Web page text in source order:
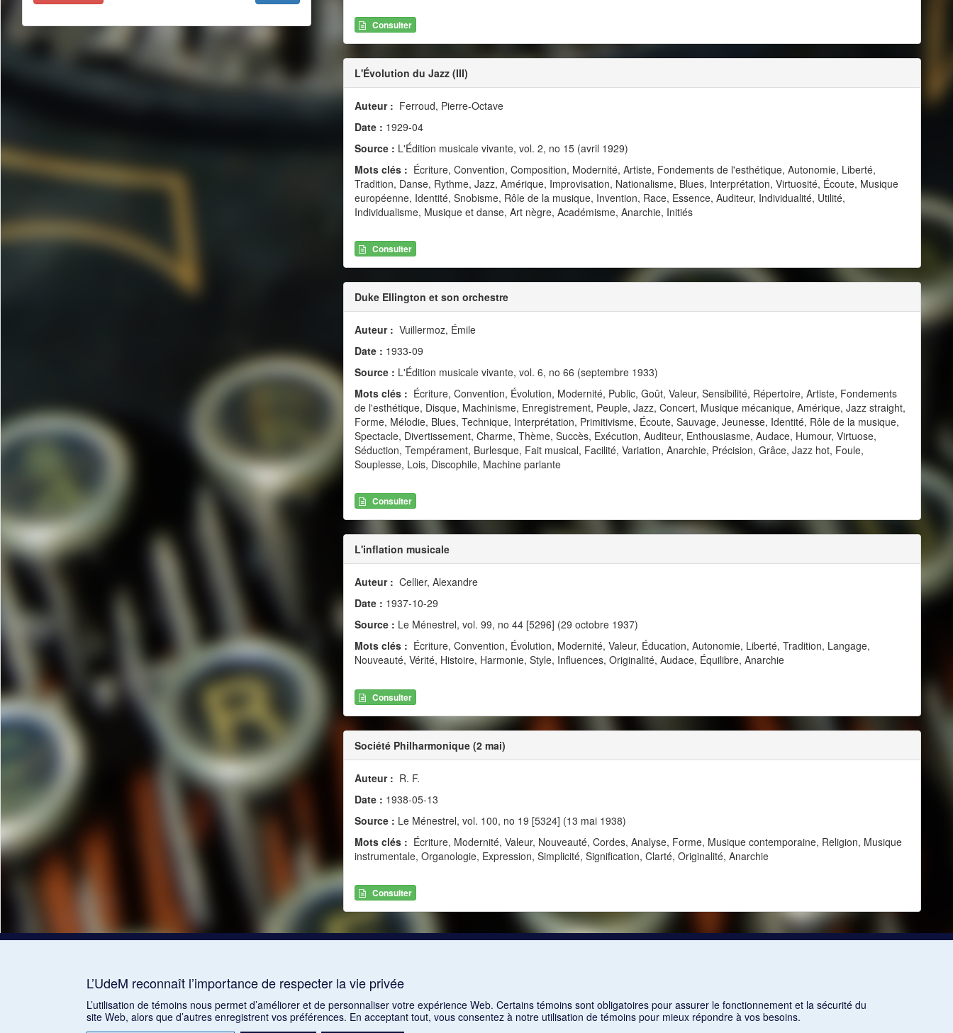
Consulter
L'Évolution du Jazz (III)
Auteur : Ferroud, Pierre-Octave
Date : 1929-04
Source : L'Édition musicale vivante, vol. 2, no 15 (avril 1929)
Mots clés : Écriture, Convention, Composition, Modernité, Artiste, Fondements de l'esthétique, Autonomie, Liberté,
Tradition, Danse, Rythme, Jazz, Amérique, Improvisation, Nationalisme, Blues, Interprétation, Virtuosité, Écoute, Musique
européenne, Identité, Snobisme, Rôle de la musique, Invention, Race, Essence, Auditeur, Individualité, Utilité,
Individualisme, Musique et danse, Art nègre, Académisme, Anarchie, Initiés
Consulter
Duke Ellington et son orchestre
Auteur : Vuillermoz, Émile
Date : 1933-09
Source : L'Édition musicale vivante, vol. 6, no 66 (septembre 1933)
Mots clés : Écriture, Convention, Évolution, Modernité, Public, Goût, Valeur, Sensibilité, Répertoire, Artiste, Fondements
de l'esthétique, Disque, Machinisme, Enregistrement, Peuple, Jazz, Concert, Musique mécanique, Amérique, Jazz straight,
Forme, Mélodie, Blues, Technique, Interprétation, Primitivisme, Écoute, Sauvage, Jeunesse, Identité, Rôle de la musique,
Spectacle, Divertissement, Charme, Thème, Succès, Exécution, Auditeur, Enthousiasme, Audace, Humour, Virtuose,
Séduction, Tempérament, Burlesque, Fait musical, Facilité, Variation, Anarchie, Précision, Grâce, Jazz hot, Foule,
Souplesse, Lois, Discophile, Machine parlante
Consulter
L'inflation musicale
Auteur : Cellier, Alexandre
Date : 1937-10-29
Source : Le Ménestrel, vol. 99, no 44 [5296] (29 octobre 1937)
Mots clés : Écriture, Convention, Évolution, Modernité, Valeur, Éducation, Autonomie, Liberté, Tradition, Langage,
Nouveauté, Vérité, Histoire, Harmonie, Style, Influences, Originalité, Audace, Équilibre, Anarchie
Consulter
Société Philharmonique (2 mai)
Auteur : R. F.
Date : 1938-05-13
Source : Le Ménestrel, vol. 100, no 19 [5324] (13 mai 1938)
Mots clés : Écriture, Modernité, Valeur, Nouveauté, Cordes, Analyse, Forme, Musique contemporaine, Religion, Musique
instrumentale, Organologie, Expression, Simplicité, Signification, Clarté, Originalité, Anarchie
Consulter
L’UdeM reconnaît l’importance de respecter la vie privée
L’utilisation de témoins nous permet d’améliorer et de personnaliser votre expérience Web. Certains témoins sont obligatoires pour assurer le fonctionnement et la sécurité du
site Web, alors que d’autres enregistrent vos préférences. En acceptant tout, vous consentez à notre utilisation de témoins pour mieux répondre à vos besoins.